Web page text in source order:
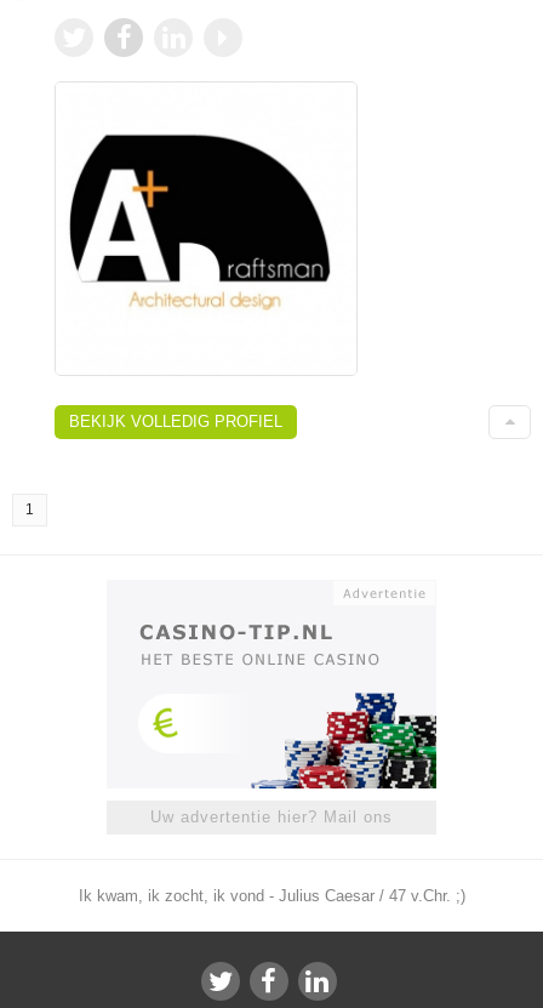
BEKIJK VOLLEDIG PROFIEL
1
Uw advertentie hier? Mail ons
Ik kwam, ik zocht, ik vond - Julius Caesar / 47 v.Chr. ;)